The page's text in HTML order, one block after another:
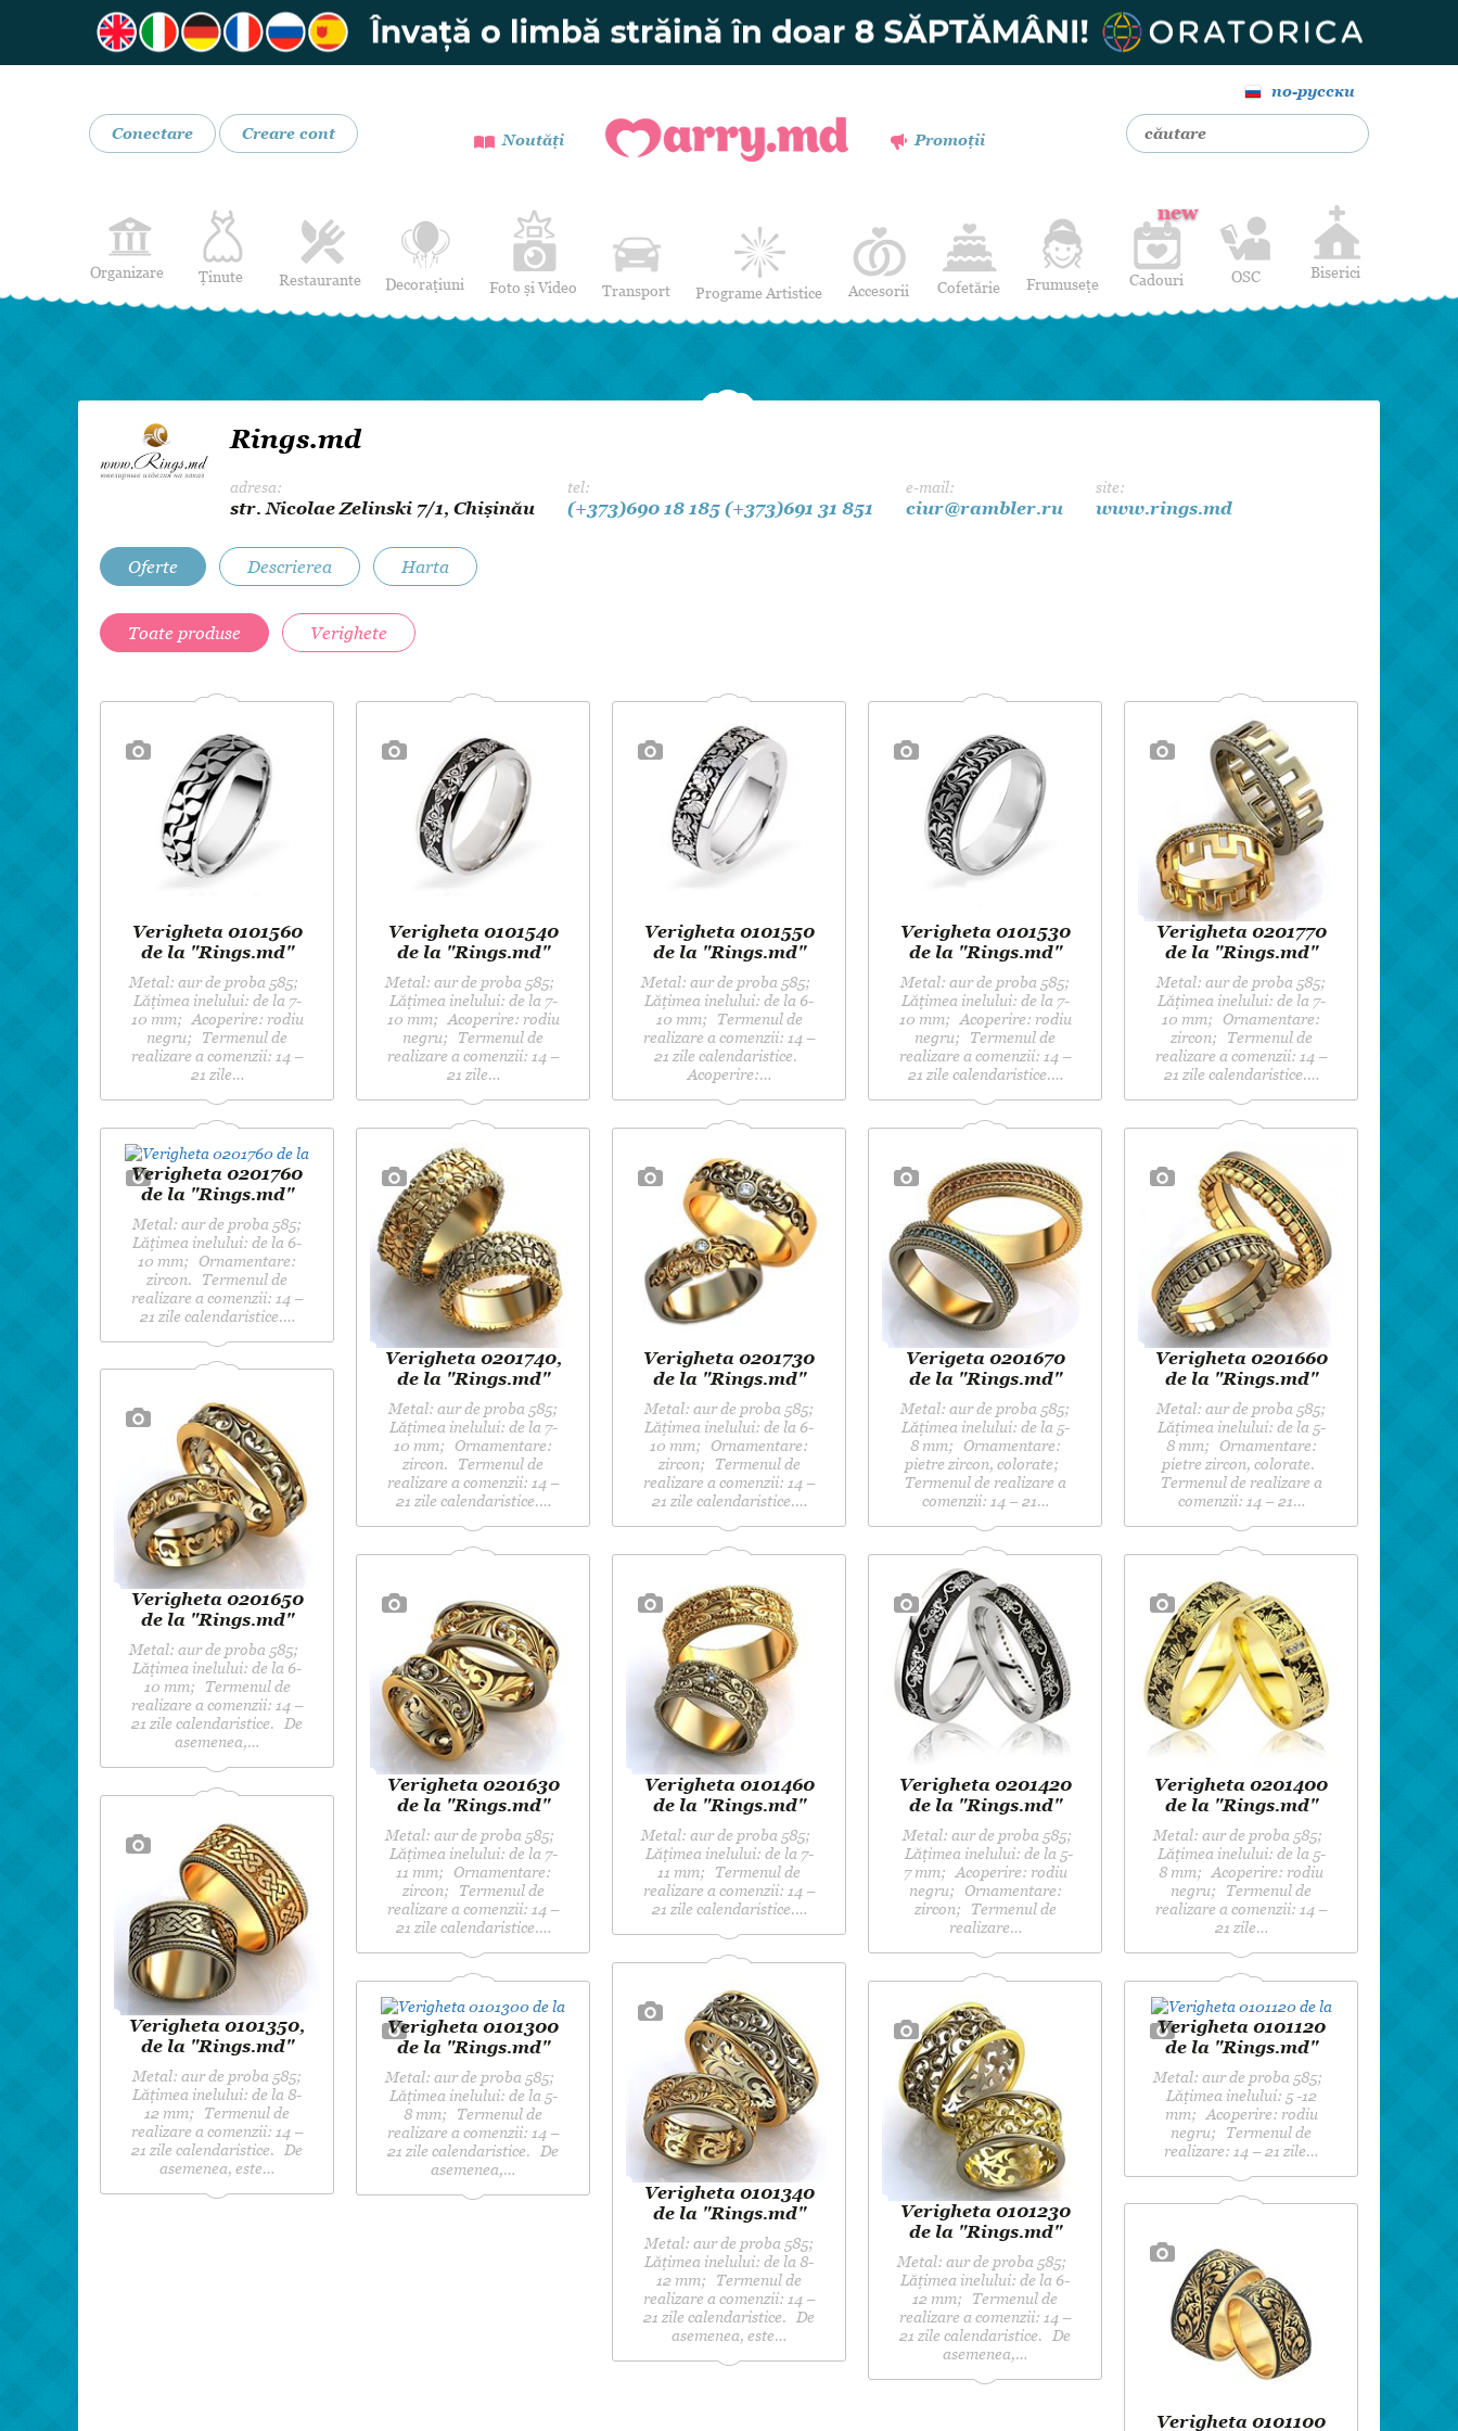
по-русски
Conectare Creare cont Noutăți Promoții
Organizare Ținute
Costume de Mire
Încălțăminte și Accesorii
Restaurante Decorațiuni Foto și Video Transport Programe Artistice
Dansul Mirilor
Accesorii
Buchetul miresei
Cofetărie Frumusețe
Cadouri de nuntă
Cadouri
new
8 martie
OSC Biserici
Rings.md
adresa:
str. Nicolae Zelinski 7/1, Chișinău
tel:
(+373)690 18 185 (+373)691 31 851
e-mail:
ciur@rambler.ru
site:
www.rings.md
Oferte Descrierea Harta
Toate produse Verighete
Verigheta 0101560
de la "Rings.md"
Metal: aur de proba 585;
Lățimea inelului: de la 7-
10 mm; Acoperire: rodiu
negru; Termenul de
realizare a comenzii: 14 –
21 zile…
Verigheta 0101540
de la "Rings.md"
Metal: aur de proba 585;
Lățimea inelului: de la 7-
10 mm; Acoperire: rodiu
negru; Termenul de
realizare a comenzii: 14 –
21 zile…
Verigheta 0101550
de la "Rings.md"
Metal: aur de proba 585;
Lățimea inelului: de la 6-
10 mm; Termenul de
realizare a comenzii: 14 –
21 zile calendaristice.
Acoperire:…
Verigheta 0101530
de la "Rings.md"
Metal: aur de proba 585;
Lățimea inelului: de la 7-
10 mm; Acoperire: rodiu
negru; Termenul de
realizare a comenzii: 14 –
21 zile calendaristice.…
Verigheta 0201770
de la "Rings.md"
Metal: aur de proba 585;
Lățimea inelului: de la 7-
10 mm; Ornamentare:
zircon; Termenul de
realizare a comenzii: 14 –
21 zile calendaristice.…
Verigheta 0201760
de la "Rings.md"
Metal: aur de proba 585;
Lățimea inelului: de la 6-
10 mm; Ornamentare:
zircon. Termenul de
realizare a comenzii: 14 –
21 zile calendaristice.…
Verigheta 0201740,
de la "Rings.md"
Metal: aur de proba 585;
Lățimea inelului: de la 7-
10 mm; Ornamentare:
zircon. Termenul de
realizare a comenzii: 14 –
21 zile calendaristice.…
Verigheta 0201730
de la "Rings.md"
Metal: aur de proba 585;
Lățimea inelului: de la 6-
10 mm; Ornamentare:
zircon; Termenul de
realizare a comenzii: 14 –
21 zile calendaristice.…
Verigeta 0201670
de la "Rings.md"
Metal: aur de proba 585;
Lățimea inelului: de la 5-
8 mm; Ornamentare:
pietre zircon, colorate;
Termenul de realizare a
comenzii: 14 – 21…
Verigheta 0201660
de la "Rings.md"
Metal: aur de proba 585;
Lățimea inelului: de la 5-
8 mm; Ornamentare:
pietre zircon, colorate.
Termenul de realizare a
comenzii: 14 – 21…
Verigheta 0201650
de la "Rings.md"
Metal: aur de proba 585;
Lățimea inelului: de la 6-
10 mm; Termenul de
realizare a comenzii: 14 –
21 zile calendaristice. De
asemenea,…
Verigheta 0201630
de la "Rings.md"
Metal: aur de proba 585;
Lățimea inelului: de la 7-
11 mm; Ornamentare:
zircon; Termenul de
realizare a comenzii: 14 –
21 zile calendaristice.…
Verigheta 0101460
de la "Rings.md"
Metal: aur de proba 585;
Lățimea inelului: de la 7-
11 mm; Termenul de
realizare a comenzii: 14 –
21 zile calendaristice.…
Verigheta 0201420
de la "Rings.md"
Metal: aur de proba 585;
Lățimea inelului: de la 5-
7 mm; Acoperire: rodiu
negru; Ornamentare:
zircon; Termenul de
realizare…
Verigheta 0201400
de la "Rings.md"
Metal: aur de proba 585;
Lățimea inelului: de la 5-
8 mm; Acoperire: rodiu
negru; Termenul de
realizare a comenzii: 14 –
21 zile…
Verigheta 0101350,
de la "Rings.md"
Metal: aur de proba 585;
Lățimea inelului: de la 8-
12 mm; Termenul de
realizare a comenzii: 14 –
21 zile calendaristice. De
asemenea, este…
Verigheta 0101340
de la "Rings.md"
Metal: aur de proba 585;
Lățimea inelului: de la 8-
12 mm; Termenul de
realizare a comenzii: 14 –
21 zile calendaristice. De
asemenea, este…
Verigheta 0101300
de la "Rings.md"
Metal: aur de proba 585;
Lățimea inelului: de la 5-
8 mm; Termenul de
realizare a comenzii: 14 –
21 zile calendaristice. De
asemenea,…
Verigheta 0101230
de la "Rings.md"
Metal: aur de proba 585;
Lățimea inelului: de la 6-
12 mm; Termenul de
realizare a comenzii: 14 –
21 zile calendaristice. De
asemenea,…
Verigheta 0101120
de la "Rings.md"
Metal: aur de proba 585;
Lățimea inelului: 5 -12
mm; Acoperire: rodiu
negru; Termenul de
realizare: 14 – 21 zile…
Verigheta 0101100